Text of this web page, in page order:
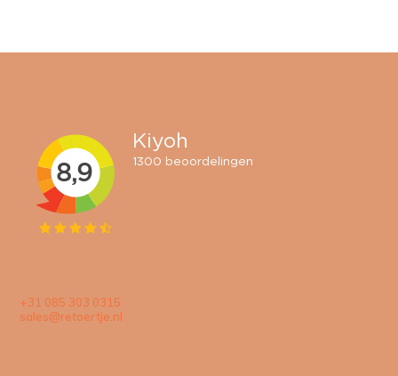
+31 085 303 0315
sales@retoertje.nl